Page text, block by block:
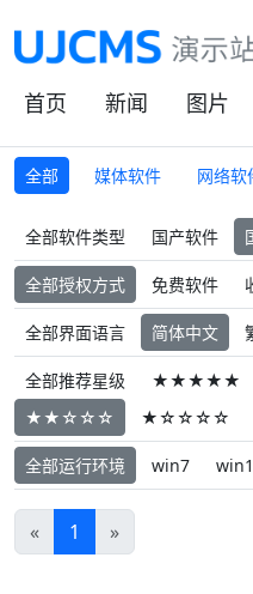
首页 新闻 图片
全部 媒体软件 网络软
全部软件类型 国产软件
全部授权方式 免费软件
全部界面语言 简体中文
全部推荐星级 ★★★★★
★★☆☆☆
★☆☆☆☆
全部运行环境 win7
« 1 »